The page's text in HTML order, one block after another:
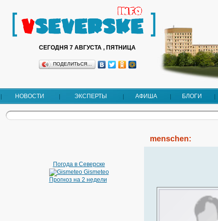
СЕГОДНЯ 7 АВГУСТА , ПЯТНИЦА
ПОДЕЛИТЬСЯ…
НОВОСТИ ЭКСПЕРТЫ АФИША БЛОГИ
Погода в Северске
Gismeteo
Прогноз на 2 недели
menschen: